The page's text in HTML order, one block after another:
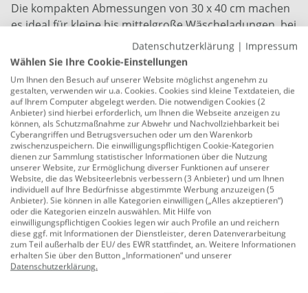
Die kompakten Abmessungen von 30 x 40 cm machen
es ideal für kleine bis mittelgroße Wäscheladungen, bei
denen empfindliche Kleidungsstücke separat
behandelt werden sollen. Das hochwertige Material
des Wäschesäckchens gewährleistet eine sanfte
Reinigung, während gleichzeitig eine effektive
Schmutzentfernung ermöglicht wird.
Nutzen Sie das TrendLine Wäschesäckchen, um feine
Stoffe wie Dessous, Seidenblusen oder andere
empfindliche Kleidungsstücke vor Abrieb und
Verformung zu schützen. Dieses praktische Accessoire
erleichtert nicht nur die Pflege Ihrer Wäsche, sondern
trägt auch dazu bei, dass Ihre Kleidung länger schön
bleibt.
mit Reißverschluss
Datenschutzerklärung | Impressum
Wählen Sie Ihre Cookie-Einstellungen
Um Ihnen den Besuch auf unserer Website möglichst angenehm zu
gestalten, verwenden wir u.a. Cookies. Cookies sind kleine Textdateien, die
auf Ihrem Computer abgelegt werden. Die notwendigen Cookies (2
Anbieter) sind hierbei erforderlich, um Ihnen die Webseite anzeigen zu
können, als Schutzmaßnahme zur Abwehr und Nachvollziehbarkeit bei
Cyberangriffen und Betrugsversuchen oder um den Warenkorb
zwischenzuspeichern. Die einwilligungspflichtigen Cookie-Kategorien
dienen zur Sammlung statistischer Informationen über die Nutzung
unserer Website, zur Ermöglichung diverser Funktionen auf unserer
Website, die das Websiteerlebnis verbessern (3 Anbieter) und um Ihnen
individuell auf Ihre Bedürfnisse abgestimmte Werbung anzuzeigen (5
Anbieter). Sie können in alle Kategorien einwilligen („Alles akzeptieren“)
oder die Kategorien einzeln auswählen. Mit Hilfe von
einwilligungspflichtigen Cookies legen wir auch Profile an und reichern
diese ggf. mit Informationen der Dienstleister, deren Datenverarbeitung
zum Teil außerhalb der EU/ des EWR stattfindet, an. Weitere Informationen
erhalten Sie über den Button „Informationen“ und unserer
Datenschutzerklärung.